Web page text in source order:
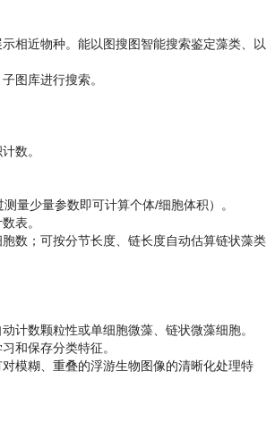
相近物种。能以图搜图智能搜索鉴定藻类、以
图库进行搜索。
数。
量少量参数即可计算个体/细胞体积）。
表。
数；可按分节长度、链长度自动估算链状藻类
计数颗粒性或单细胞微藻、链状微藻细胞。
和保存分类特征。
模糊、重叠的浮游生物图像的清晰化处理特